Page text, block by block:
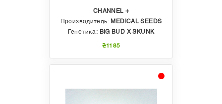
CHANNEL +
Производитель: MEDICAL SEEDS
Генетика: BIG BUD X SKUNK
₴1185